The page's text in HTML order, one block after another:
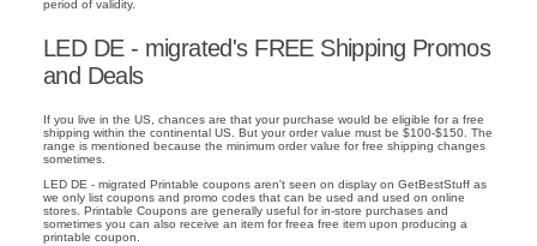
period of validity.
LED DE - migrated's FREE Shipping Promos
and Deals
If you live in the US, chances are that your purchase would be eligible for a free
shipping within the continental US. But your order value must be $100-$150. The
range is mentioned because the minimum order value for free shipping changes
sometimes.
LED DE - migrated Printable coupons aren't seen on display on GetBestStuff as
we only list coupons and promo codes that can be used and used on online
stores. Printable Coupons are generally useful for in-store purchases and
sometimes you can also receive an item for freea free item upon producing a
printable coupon.